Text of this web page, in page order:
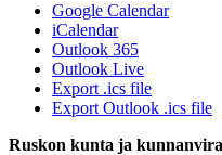
Google Calendar
iCalendar
Outlook 365
Outlook Live
Export .ics file
Export Outlook .ics file
Ruskon kunta ja